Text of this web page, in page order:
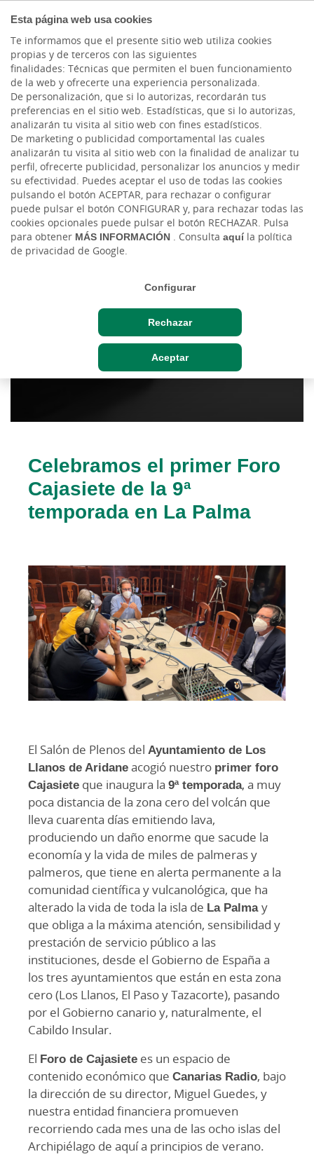
Esta página web usa cookies
Te informamos que el presente sitio web utiliza cookies
propias y de terceros con las siguientes
finalidades: Técnicas que permiten el buen funcionamiento
de la web y ofrecerte una experiencia personalizada.
De personalización, que si lo autorizas, recordarán tus
preferencias en el sitio web. Estadísticas, que si lo autorizas,
analizarán tu visita al sitio web con fines estadísticos.
De marketing o publicidad comportamental las cuales
analizarán tu visita al sitio web con la finalidad de analizar tu
perfil, ofrecerte publicidad, personalizar los anuncios y medir
su efectividad. Puedes aceptar el uso de todas las cookies
pulsando el botón ACEPTAR, para rechazar o configurar
puede pulsar el botón CONFIGURAR y, para rechazar todas las
cookies opcionales puede pulsar el botón RECHAZAR. Pulsa
para obtener MÁS INFORMACIÓN . Consulta aquíla política
de privacidad de Google.
Configurar
Rechazar
Aceptar
Cargando contenido, por favor espere...
CAJASIETE
Sala de Prensa
Celebramos el primer Foro
Cajasiete de la 9ª
temporada en La Palma
El Salón de Plenos del Ayuntamiento de Los
Llanos de Aridaneacogió nuestro primer foro
Cajasiete que inaugura la 9ª temporada, a muy
poca distancia de la zona cero del volcán que
lleva cuarenta días emitiendo lava,
produciendo un daño enorme que sacude la
economía y la vida de miles de palmeras y
palmeros, que tiene en alerta permanente a la
comunidad científica y vulcanológica, que ha
alterado la vida de toda la isla de La Palmay
que obliga a la máxima atención, sensibilidad y
prestación de servicio público a las
instituciones, desde el Gobierno de España a
los tres ayuntamientos que están en esta zona
cero (Los Llanos, El Paso y Tazacorte), pasando
por el Gobierno canario y, naturalmente, el
Cabildo Insular.
El Foro de Cajasiete es un espacio de
contenido económico que Canarias Radio, bajo
la dirección de su director, Miguel Guedes, y
nuestra entidad financiera promueven
recorriendo cada mes una de las ocho islas del
Archipiélago de aquí a principios de verano.